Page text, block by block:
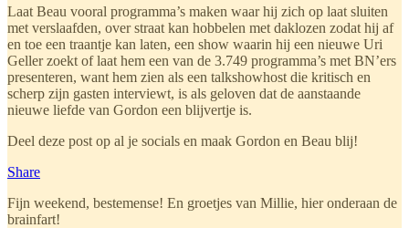
Laat Beau vooral programma’s maken waar hij zich op laat sluiten
met verslaafden, over straat kan hobbelen met daklozen zodat hij af
en toe een traantje kan laten, een show waarin hij een nieuwe Uri
Geller zoekt of laat hem een van de 3.749 programma’s met BN’ers
presenteren, want hem zien als een talkshowhost die kritisch en
scherp zijn gasten interviewt, is als geloven dat de aanstaande
nieuwe liefde van Gordon een blijvertje is.
Deel deze post op al je socials en maak Gordon en Beau blij!
Share
Fijn weekend, bestemense! En groetjes van Millie, hier onderaan de
brainfart!